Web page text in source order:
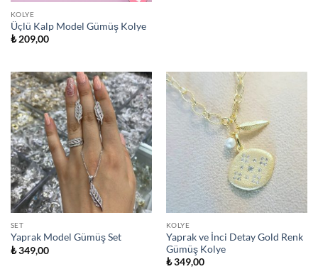
KOLYE
Üçlü Kalp Model Gümüş Kolye
₺209,00
SET
Yaprak Model Gümüş Set
₺349,00
KOLYE
Yaprak ve İnci Detay Gold Renk
Gümüş Kolye
₺349,00